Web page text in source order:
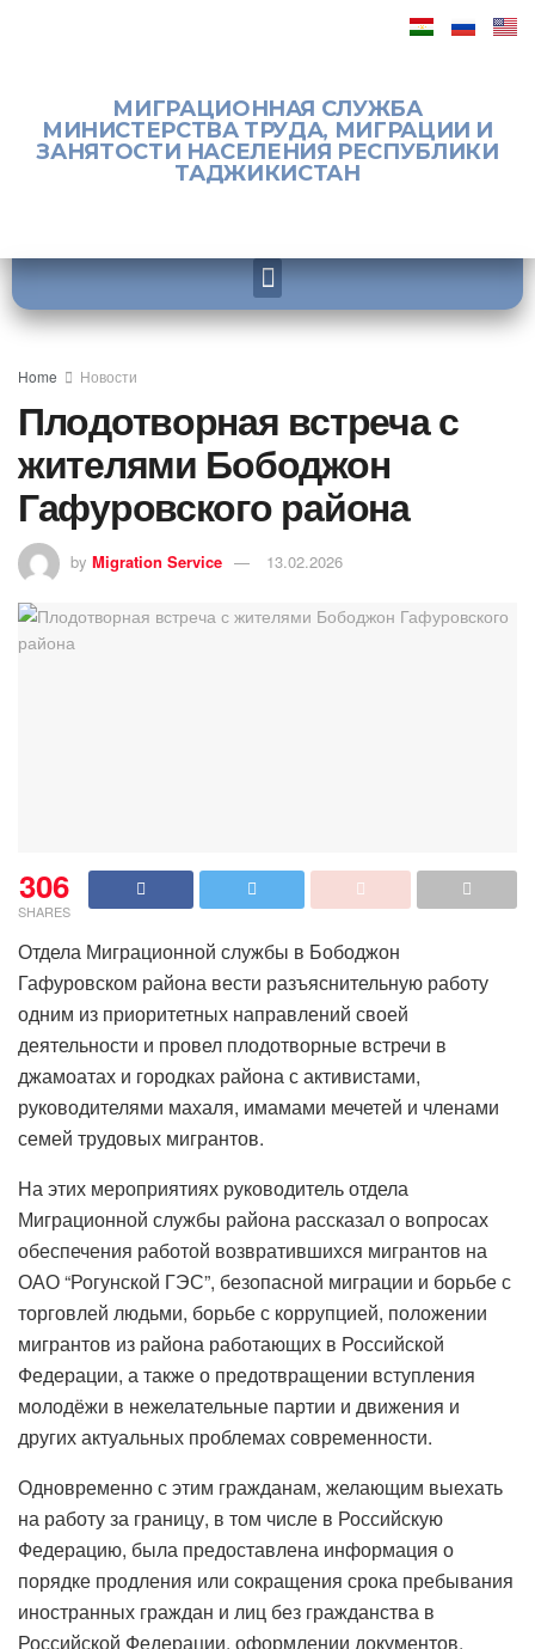
МИГРАЦИОННАЯ СЛУЖБА
МИНИСТЕРСТВА ТРУДА, МИГРАЦИИ И
ЗАНЯТОСТИ НАСЕЛЕНИЯ РЕСПУБЛИКИ
ТАДЖИКИСТАН
Home Новости
Плодотворная встреча с
жителями Бободжон
Гафуровского района
by Migration Service 13.02.2026
306
SHARES
Отдела Миграционной службы в Бободжон
Гафуровском района вести разъяснительную работу
одним из приоритетных направлений своей
деятельности и провел плодотворные встречи в
джамоатах и городках района с активистами,
руководителями махаля, имамами мечетей и членами
семей трудовых мигрантов.
На этих мероприятиях руководитель отдела
Миграционной службы района рассказал о вопросах
обеспечения работой возвратившихся мигрантов на
ОАО “Рогунской ГЭС”, безопасной миграции и борьбе с
торговлей людьми, борьбе с коррупцией, положении
мигрантов из района работающих в Российской
Федерации, а также о предотвращении вступления
молодёжи в нежелательные партии и движения и
других актуальных проблемах современности.
Одновременно с этим гражданам, желающим выехать
на работу за границу, в том числе в Российскую
Федерацию, была предоставлена ​​информация о
порядке продления или сокращения срока пребывания
иностранных граждан и лиц без гражданства в
Российской Федерации, оформлении документов,